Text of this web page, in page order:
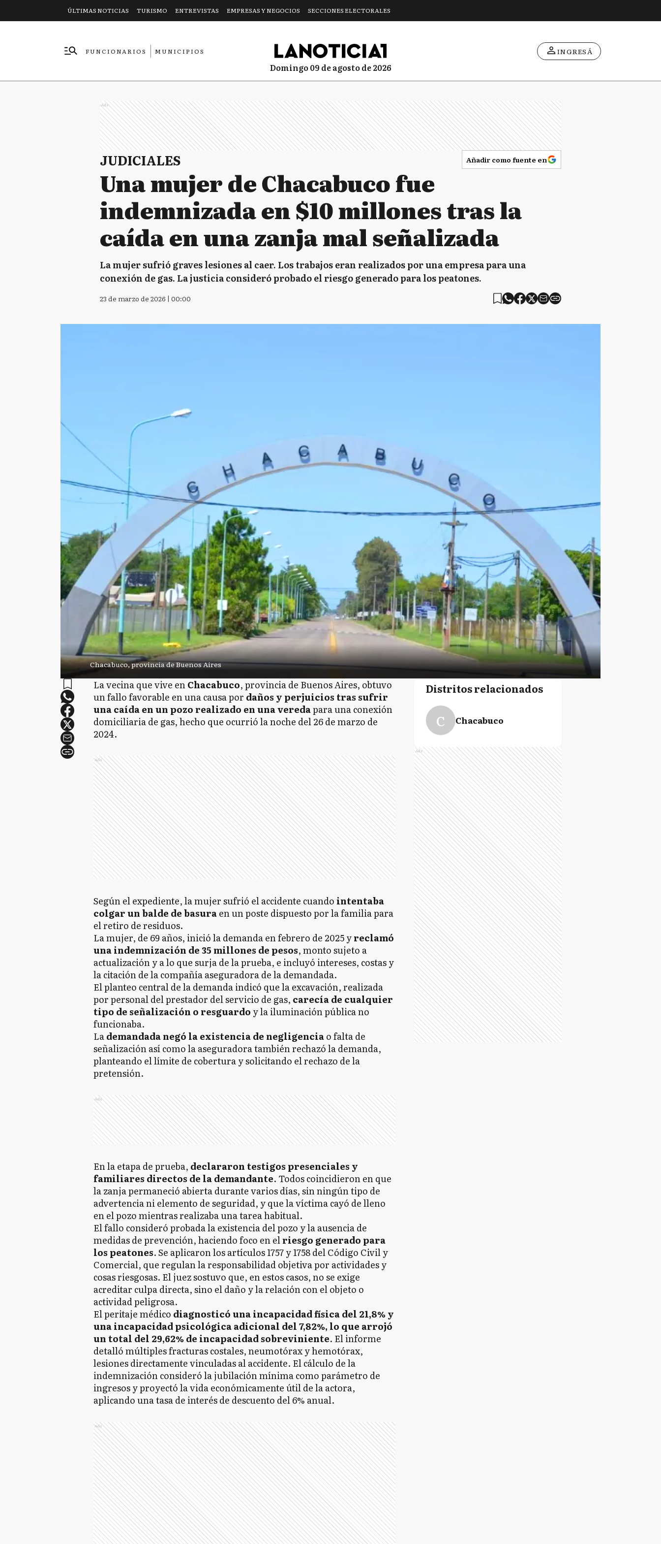
ÚLTIMAS NOTICIAS TURISMO ENTREVISTAS EMPRESAS Y NEGOCIOS SECCIONES ELECTORALES
FUNCIONARIOS
MUNICIPIOS
domingo 09 de agosto de 2026
INGRESÁ
Ads
JUDICIALES Añadir como fuente en
Una mujer de Chacabuco fue
indemnizada en $10 millones tras la
caída en una zanja mal señalizada
La mujer sufrió graves lesiones al caer. Los trabajos eran realizados por una empresa para una
conexión de gas. La justicia consideró probado el riesgo generado para los peatones.
23 de marzo de 2026 | 00:00
Chacabuco, provincia de Buenos Aires
La vecina que vive enChacabuco, provincia de Buenos Aires, obtuvo
un fallo favorable en una causa por daños y perjuicios tras sufrir
una caída en un pozo realizado en una veredapara una conexión
domiciliaria de gas, hecho que ocurrió la noche del 26 de marzo de
2024.
Ads
Según el expediente, la mujer sufrió el accidente cuando intentaba
colgar un balde de basuraen un poste dispuesto por la familia para
el retiro de residuos.
La mujer, de 69 años, inició la demanda en febrero de 2025 yreclamó
una indemnización de 35 millones de pesos, monto sujeto a
actualización y a lo que surja de la prueba, e incluyó intereses, costas y
la citación de la compañía aseguradora de la demandada.
El planteo central de la demanda indicó que la excavación, realizada
por personal del prestador del servicio de gas, carecía de cualquier
tipo de señalización o resguardo y la iluminación pública no
funcionaba.
Lademandada negó la existencia de negligenciao falta de
señalización así como la aseguradora también rechazó la demanda,
planteando el límite de cobertura y solicitando el rechazo de la
pretensión.
Ads
En la etapa de prueba, declararon testigos presenciales y
familiares directos de la demandante. Todos coincidieron en que
la zanja permaneció abierta durante varios días, sin ningún tipo de
advertencia ni elemento de seguridad, y que la víctima cayó de lleno
en el pozo mientras realizaba una tarea habitual.
El fallo consideró probada la existencia del pozo y la ausencia de
medidas de prevención, haciendo foco en elriesgo generado para
los peatones. Se aplicaron los artículos 1757 y 1758 del Código Civil y
Comercial, que regulan la responsabilidad objetiva por actividades y
cosas riesgosas. El juez sostuvo que, en estos casos, no se exige
acreditar culpa directa, sino el daño y la relación con el objeto o
actividad peligrosa.
El peritaje médico diagnosticó una incapacidad física del 21,8% y
una incapacidad psicológica adicional del 7,82%, lo que arrojó
un total del 29,62% de incapacidad sobreviniente. El informe
detalló múltiples fracturas costales, neumotórax y hemotórax,
lesiones directamente vinculadas al accidente. El cálculo de la
indemnización consideró la jubilación mínima como parámetro de
ingresos y proyectó la vida económicamente útil de la actora,
aplicando una tasa de interés de descuento del 6% anual.
Ads
Distritos relacionados
C Chacabuco
Ads